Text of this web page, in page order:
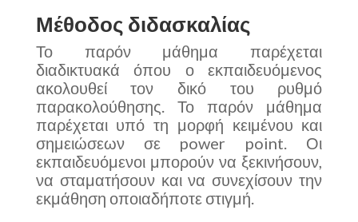
Μέθοδος διδασκαλίας
Το παρόν μάθημα παρέχεται
διαδικτυακά όπου ο εκπαιδευόμενος
ακολουθεί τον δικό του ρυθμό
παρακολούθησης. Το παρόν μάθημα
παρέχεται υπό τη μορφή κειμένου και
σημειώσεων σε power point. Οι
εκπαιδευόμενοι μπορούν να ξεκινήσουν,
να σταματήσουν και να συνεχίσουν την
εκμάθηση οποιαδήποτε στιγμή.